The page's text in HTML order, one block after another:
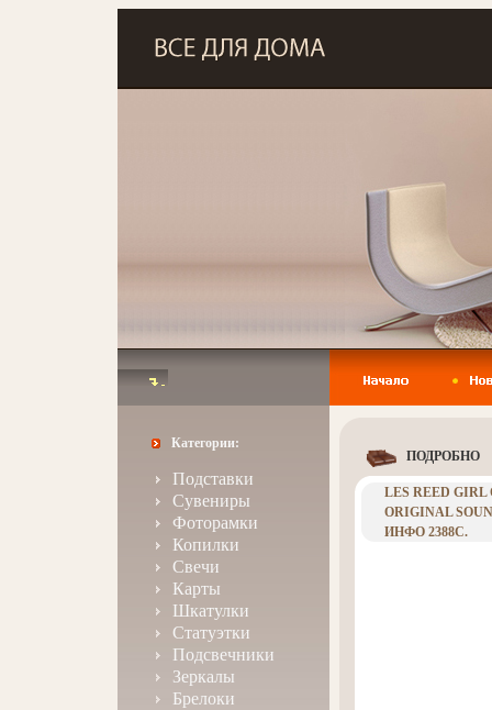
Категории:
Подставки
Сувениры
Фоторамки
Копилки
Свечи
Карты
Шкатулки
Статуэтки
Подсвечники
Зеркалы
Брелоки
ПОДРОБНО
LES REED GIRL
ORIGINAL
ИНФО 2388C.